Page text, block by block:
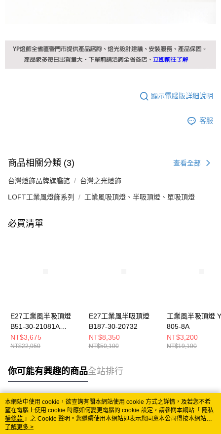
顯示電腦版詳細說明
客服
商品相關分類 (3) 查看全部
台灣燈飾品牌旗艦館 台灣之光燈飾
LOFT工業風燈飾系列 工業風吸頂燈、半吸頂燈、單吸頂燈
必買清單
E27工業風半吸頂燈
B51-30-21081A
21081B
NT$3,675
NT$22,050
E27工業風半吸頂燈
B187-30-20732
NT$8,350
NT$50,100
工業風半吸頂燈
805-8A
NT$3,200
NT$19,100
你可能有興趣的商品全站排行
熱門標籤
本網站中使用 cookie，欲查詢有關本網站使用 cookie 方式之詳情，及若您不希
望在電腦上使用 cookie 時應如何變更電腦的 cookie 設定，請參閱本網站「 隱私
權條款 」之 Cookie 聲明。您繼續使用本網站即表示您同意本公司得按本網站使
用條款之 Cookie 聲明使用 cookie。
了解更多 >